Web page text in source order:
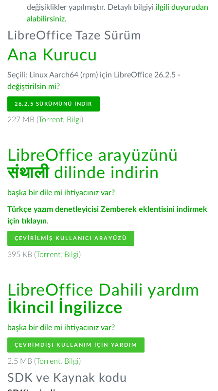
değişiklikler yapılmıştır. Detaylı bilgiyi ilgili duyurudan
alabilirsiniz.
LibreOffice Taze Sürüm
Ana Kurucu
Seçili: Linux Aarch64 (rpm) için LibreOffice 26.2.5 -
değiştirilsin mi?
26.2.5 SÜRÜMÜNÜ İNDIR
227 MB (Torrent, Bilgi)
LibreOffice arayüzünü
संथालीdilinde indirin
başka bir dile mi ihtiyacınız var?
Türkçe yazım denetleyicisi Zemberek eklentisini indirmek
için tıklayın.
ÇEVIRILMIŞ KULLANICI ARAYÜZÜ
395 KB (Torrent, Bilgi)
LibreOffice Dahili yardım
İkincil İngilizce
başka bir dile mi ihtiyacınız var?
ÇEVRIMDIŞI KULLANIM IÇIN YARDIM
2.5 MB (Torrent, Bilgi)
SDK ve Kaynak kodu